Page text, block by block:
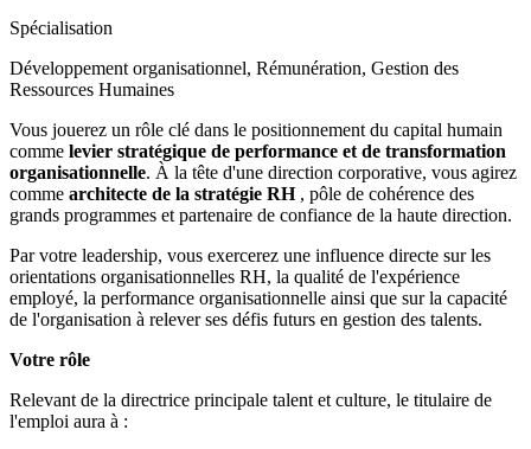
Spécialisation
Développement organisationnel, Rémunération, Gestion des
Ressources Humaines
Vous jouerez un rôle clé dans le positionnement du capital humain
comme levier stratégique de performance et de transformation
organisationnelle. À la tête d'une direction corporative, vous agirez
comme architecte de la stratégie RH, pôle de cohérence des
grands programmes et partenaire de confiance de la haute direction.
Par votre leadership, vous exercerez une influence directe sur les
orientations organisationnelles RH, la qualité de l'expérience
employé, la performance organisationnelle ainsi que sur la capacité
de l'organisation à relever ses défis futurs en gestion des talents.
Votre rôle
Relevant de la directrice principale talent et culture, le titulaire de
l'emploi aura à :